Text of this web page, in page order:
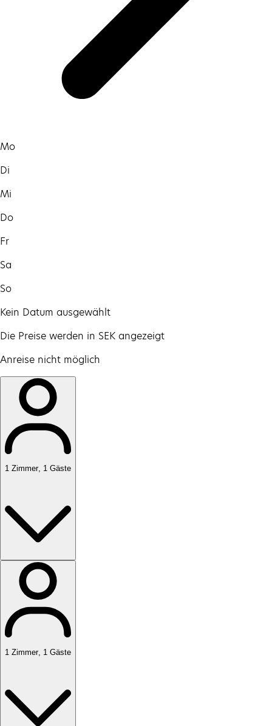
Mo
Di
Mi
Do
Fr
Sa
So
Kein Datum ausgewählt
Die Preise werden in SEK angezeigt
Anreise nicht möglich
1 Zimmer, 1 Gäste
1 Zimmer, 1 Gäste